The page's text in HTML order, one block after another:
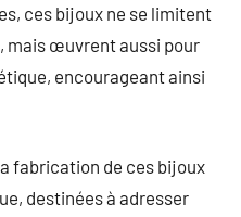
ces bijoux ne se limitent
mais œuvrent aussi pour
encourageant ainsi
fabrication de ces bijoux
destinées à adresser